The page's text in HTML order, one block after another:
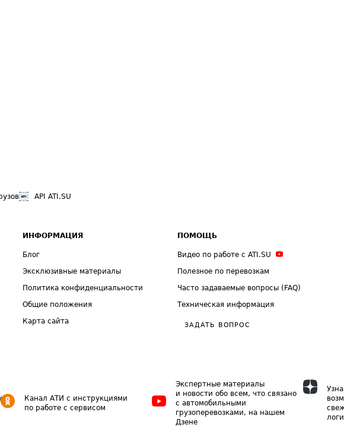
API ATI.SU
ИНФОРМАЦИЯ
Блог
Эксклюзивные материалы
Политика конфиденциальности
Общие положения
Карта сайта
ПОМОЩЬ
Видео по работе с ATI.SU
Полезное по перевозкам
Часто задаваемые вопросы (FAQ)
Техническая информация
ЗАДАТЬ ВОПРОС
Канал АТИ с инструкциями
по работе с сервисом
Экспертные материалы
и новости обо всем, что связано
с автомобильными
грузоперевозками, на нашем
Дзене